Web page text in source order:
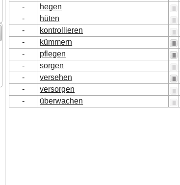
-
hegen
-
hüten
-
kontrollieren
-
kümmern
-
pflegen
-
sorgen
-
versehen
-
versorgen
-
überwachen